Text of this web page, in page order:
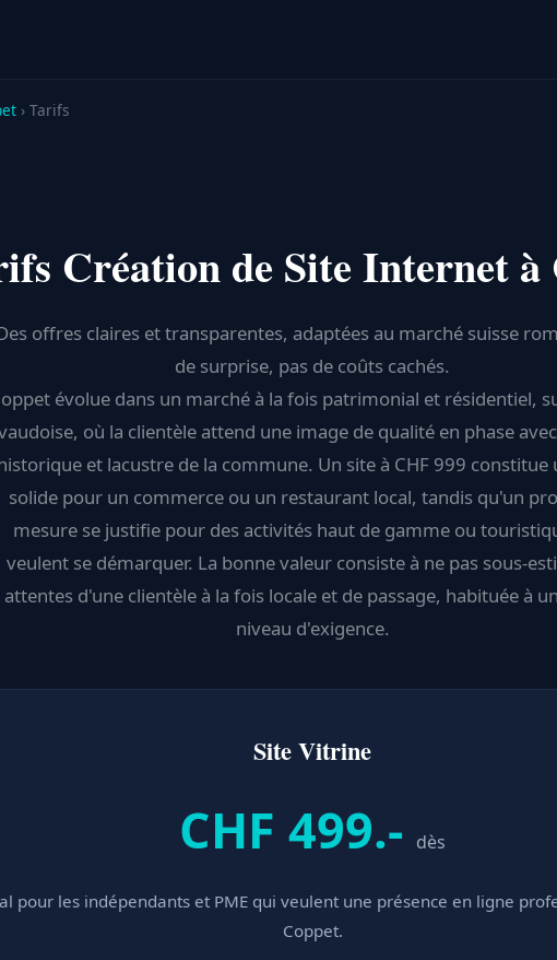
› Tarifs
Création de Site Internet à
offres claires et transparentes, adaptées au marché suisse
de surprise, pas de coûts cachés.
évolue dans un marché à la fois patrimonial et résidentiel,
où la clientèle attend une image de qualité en phase
et lacustre de la commune. Un site à CHF 999 constitue
solide pour un commerce ou un restaurant local, tandis qu'un
mesure se justifie pour des activités haut de gamme ou
veulent se démarquer. La bonne valeur consiste à ne pas sous-
attentes d'une clientèle à la fois locale et de passage, habituée à
niveau d'exigence.
Site Vitrine
CHF 499.- dès
pour les indépendants et PME qui veulent une présence en ligne
Coppet.